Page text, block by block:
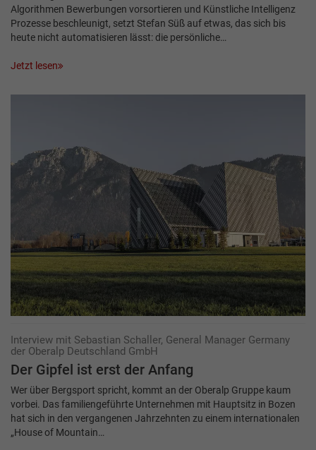
Algorithmen Bewerbungen vorsortieren und Künstliche Intelligenz
Prozesse beschleunigt, setzt Stefan Süß auf etwas, das sich bis
heute nicht automatisieren lässt: die persönliche…
Jetzt lesen
Interview mit Sebastian Schaller, General Manager Germany
der Oberalp Deutschland GmbH
Der Gipfel ist erst der Anfang
Wer über Bergsport spricht, kommt an der Oberalp Gruppe kaum
vorbei. Das familiengeführte Unternehmen mit Hauptsitz in Bozen
hat sich in den vergangenen Jahrzehnten zu einem internationalen
„House of Mountain…